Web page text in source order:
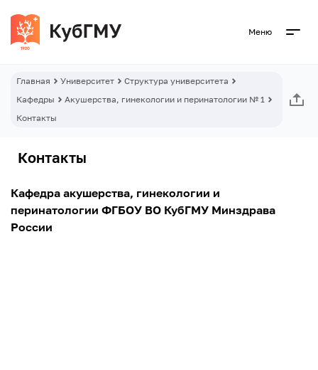
Меню
Главная Университет
Структура университета
Кафедры
Акушерства, гинекологии и перинатологии № 1
Контакты
Контакты
Кафедра акушерства, гинекологии и
перинатологии ФГБОУ ВО КубГМУ Минздрава
России